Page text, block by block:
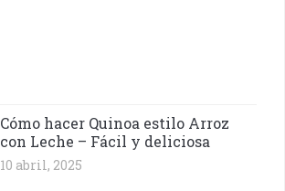
Cómo hacer Quinoa estilo Arroz
con Leche – Fácil y deliciosa
10 abril, 2025